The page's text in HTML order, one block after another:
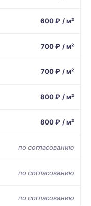
600 ₽ / м²
700 ₽ / м²
700 ₽ / м²
800 ₽ / м²
800 ₽ / м²
по согласованию
по согласованию
по согласованию